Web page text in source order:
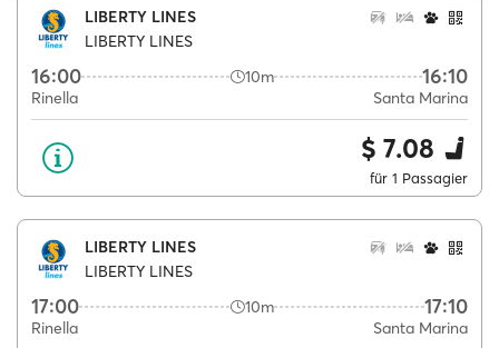
LIBERTY LINES
LIBERTY LINES
16:00 10m 16:10
Rinella Santa Marina
$ 7.08
für 1 Passagier
LIBERTY LINES
LIBERTY LINES
17:00 10m 17:10
Rinella Santa Marina